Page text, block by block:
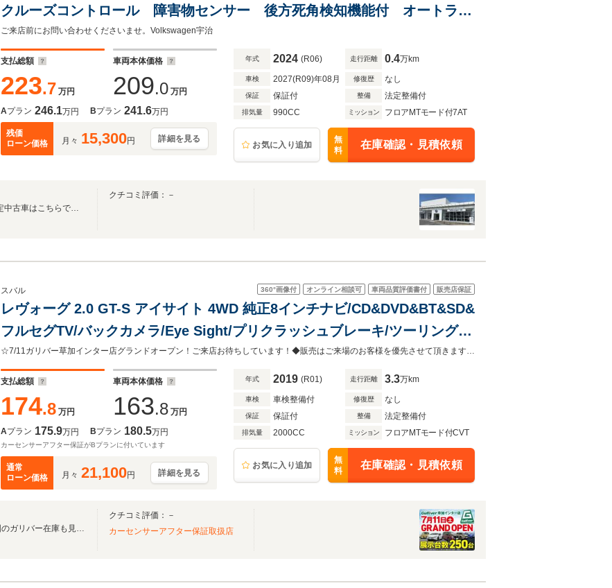
クルーズコントロール 障害物センサー 後方死角検知機能付 オートライ
ト 純正アルミホイール Discover Proパッケージ
ご来店前にお問い合わせくださいませ。Volkswagen宇治
支払総額
223.7 万円
車両本体価格
209.0 万円
Aプラン 246.1万円 Bプラン 241.6万円
残価
ローン価格
月々 15,300円 詳細を見る
年式 2024 (R06) 走行距離 0.4万km
車検 2027(R09)年08月 修復歴 なし
保証 保証付 整備 法定整備付
排気量 990CC ミッション フロアMTモード付7AT
お気に入り追加
無
料
在庫確認・見積依頼
Volkswagen正規ディーラーの認定中古車はこちらです！
クチコミ評価：－
360°画像付 オンライン相談可 車両品質評価書付 販売店保証
スバル
レヴォーグ 2.0 GT-S アイサイト 4WD 純正8インチナビ/CD&DVD&BT&SD&
フルセグTV/バックカメラ/Eye Sight/プリクラッシュブレーキ/ツーリングア
シスト/全車速追従機能付クルーズコントロール/アクティブレーンキープ/AT
誤発進抑制制御
☆7/11ガリバー草加インター店グランドオープン！ご来店お待ちしています！◆販売はご来場のお客様を優先させて頂きます。◆あらかじめご確認下さい※販売は一般のお客様に限ります。
支払総額
174.8 万円
車両本体価格
163.8 万円
Aプラン 175.9万円 Bプラン 180.5万円
カーセンサーアフター保証がBプランに付いています
通常
ローン価格
月々 21,100円 詳細を見る
年式 2019 (R01) 走行距離 3.3万km
車検 車検整備付 修復歴 なし
保証 保証付 整備 法定整備付
排気量 2000CC ミッション フロアMTモード付CVT
お気に入り追加
無
料
在庫確認・見積依頼
無料電話は24時間ご案内！！全国のガリバー在庫も見たい方は一括照会が可能です！
クチコミ評価：－
カーセンサーアフター保証取扱店